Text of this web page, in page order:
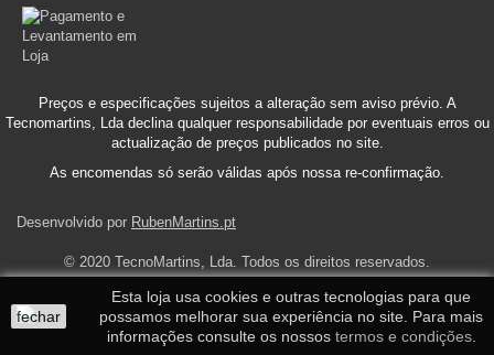
Preços e especificações sujeitos a alteração sem aviso prévio. A
Tecnomartins, Lda declina qualquer responsabilidade por eventuais erros ou
actualização de preços publicados no site.
As encomendas só serão válidas após nossa re-confirmação.
fechar
Esta loja usa cookies e outras tecnologias para que
possamos melhorar sua experiência no site. Para mais
informações consulte os nossos termos e condições.
Desenvolvido por RubenMartins.pt
© 2020 TecnoMartins, Lda. Todos os direitos reservados.